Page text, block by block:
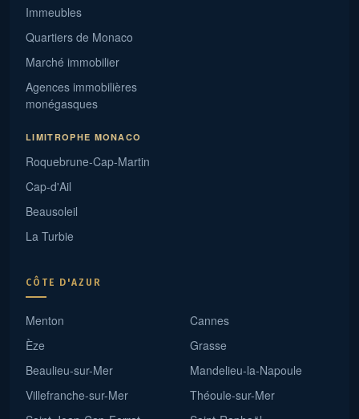
Immeubles
Quartiers de Monaco
Marché immobilier
Agences immobilières
monégasques
LIMITROPHE MONACO
Roquebrune-Cap-Martin
Cap-d'Ail
Beausoleil
La Turbie
CÔTE D'AZUR
Menton
Èze
Beaulieu-sur-Mer
Villefranche-sur-Mer
Cannes
Grasse
Mandelieu-la-Napoule
Théoule-sur-Mer